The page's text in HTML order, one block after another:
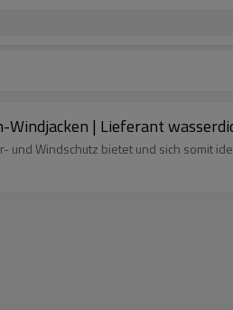
| Lieferant
Windschutz bietet und sich somit